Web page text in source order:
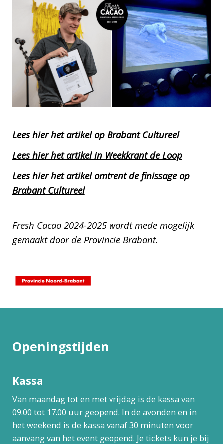
Lees hier het artikel op Brabant Cultureel
Lees hier het artikel in Weekkrant de Loop
Lees hier het artikel omtrent de finissage op
Brabant Cultureel
Fresh Cacao 2024-2025 wordt mede mogelijk
gemaakt door de Provincie Brabant.
Openingstijden
Kassa
Van maandag tot en met vrijdag is de kassa van
09.00 tot 17.00 uur geopend. In de avonden en in
het weekend is de kassa vanaf 30 minuten voor
aanvang van het event geopend. Je tickets kun je bij